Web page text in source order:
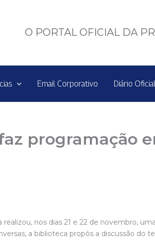
O PORTAL OFICIAL DA
Email Corporativo Diário Oficial
programação
nos dias 21 e 22 de novembro,
a biblioteca propôs a discussão do